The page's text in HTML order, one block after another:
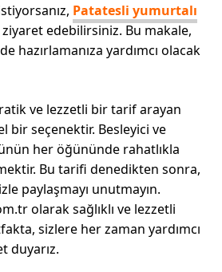
Patatesli yumurtalı
ziyaret edebilirsiniz. Bu makale,
hazırlamanıza yardımcı olacak
ve lezzetli bir tarif arayan
bir seçenektir. Besleyici ve
her öğününde rahatlıkla
Bu tarifi denedikten sonra,
paylaşmayı unutmayın.
olarak sağlıklı ve lezzetli
sizlere her zaman yardımcı
duyarız.